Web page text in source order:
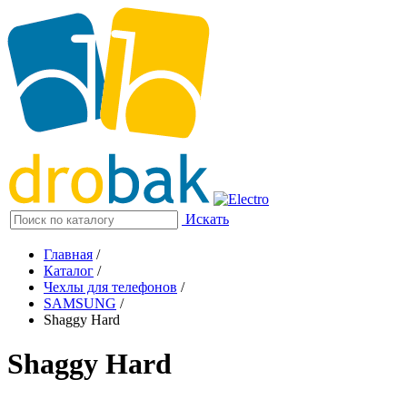
Искать
Главная /
Каталог /
Чехлы для телефонов /
SAMSUNG /
Shaggy Hard
Shaggy Hard